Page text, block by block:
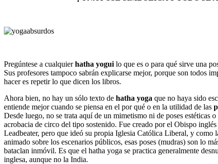
Pregúntese a cualquierhatha yogui lo que es o para qué sirve una
Sus profesores tampoco sabrán explicarse mejor, porque son todos
hacer es repetir lo que dicen los libros.
Ahora bien, no hay un sólo texto de hatha yoga que no haya sido
entiende mejor cuando se piensa en el por qué o en la utilidad de las
Desde luego, no se trata aquí de un mimetismo ni de poses estéticas
acrobacia de circo del tipo sostenido. Fue creado por el Obispo
Leadbeater, pero que ideó su propia Iglesia Católica Liberal, y como
animado sobre los escenarios públicos, esas poses (mudras) son lo
bataclan inmóvil. Es que el hatha yoga se practica generalmente
inglesa, aunque no la India.